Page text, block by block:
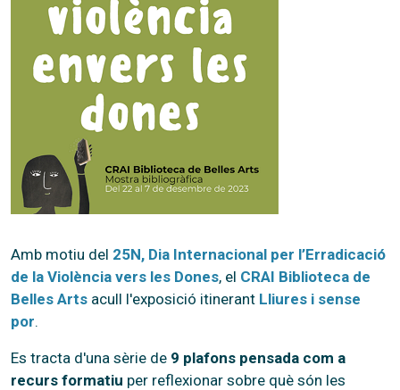
Amb motiu del 25N, Dia Internacional per l’Erradicació
de la Violència vers les Dones, el CRAI Biblioteca de
Belles Arts acull l'exposició itinerant Lliures i sense
por.
Es tracta d'una sèrie de 9 plafons pensada com a
recurs formatiu per reflexionar sobre què són les